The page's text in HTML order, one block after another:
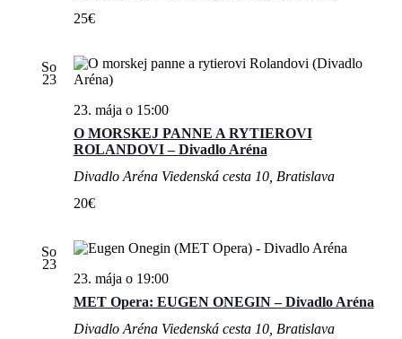
25€
So
23
O MORSKEJ PANNE A RYTIEROVI
ROLANDOVI – Divadlo Aréna
23. mája o 15:00
Divadlo Aréna Viedenská cesta 10, Bratislava
20€
So
23
MET Opera: EUGEN ONEGIN – Divadlo Aréna
23. mája o 19:00
Divadlo Aréna Viedenská cesta 10, Bratislava